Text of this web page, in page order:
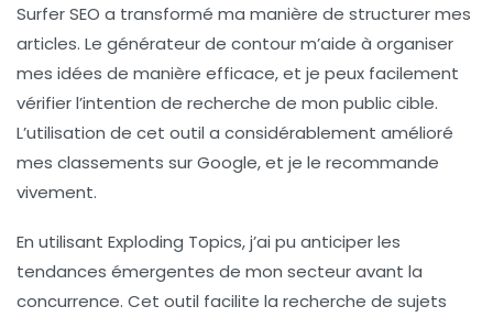
Surfer SEO a transformé ma manière de structurer mes
articles. Le générateur de contour m’aide à organiser
mes idées de manière efficace, et je peux facilement
vérifier l’intention de recherche de mon public cible.
L’utilisation de cet outil a considérablement amélioré
mes classements sur Google, et je le recommande
vivement.
En utilisant Exploding Topics, j’ai pu anticiper les
tendances émergentes de mon secteur avant la
concurrence. Cet outil facilite la recherche de sujets